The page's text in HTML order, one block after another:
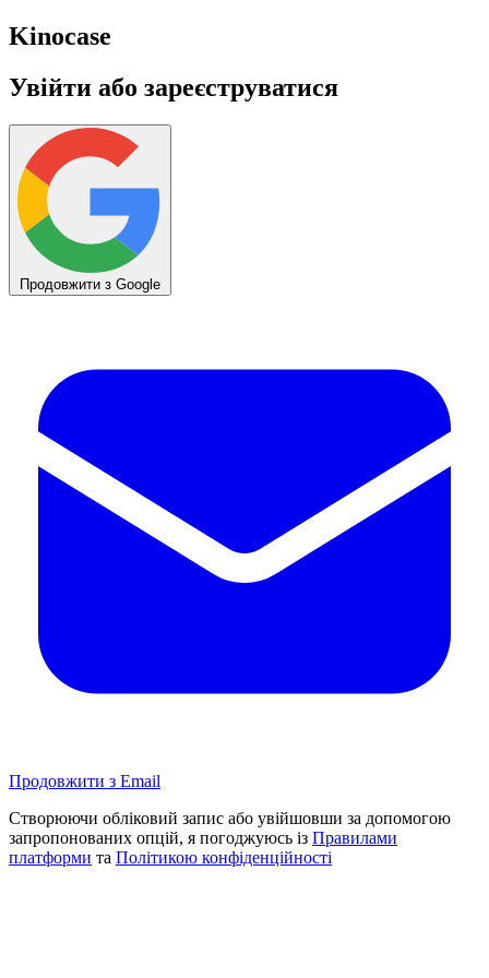
Kinocase
Увійти або зареєструватися
Продовжити з Google
Продовжити з Email
Створюючи обліковий запис або увійшовши за допомогою
запропонованих опцій, я погоджуюсь із Правилами
платформи та Політикою конфіденційності